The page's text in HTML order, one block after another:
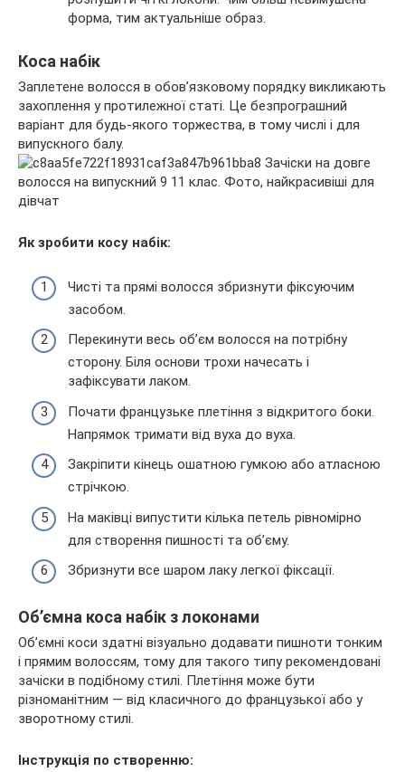
форма, тим актуальніше образ.
Коса набік
Заплетене волосся в обов’язковому порядку викликають
захоплення у протилежної статі. Це безпрограшний
варіант для будь-якого торжества, в тому числі і для
випускного балу.
Як зробити косу набік:
Чисті та прямі волосся збризнути фіксуючим
засобом.
Перекинути весь об’єм волосся на потрібну
сторону. Біля основи трохи начесать і
зафіксувати лаком.
Почати французьке плетіння з відкритого боки.
Напрямок тримати від вуха до вуха.
Закріпити кінець ошатною гумкою або атласною
стрічкою.
На маківці випустити кілька петель рівномірно
для створення пишності та об’єму.
Збризнути все шаром лаку легкої фіксації.
Об’ємна коса набік з локонами
Об’ємні коси здатні візуально додавати пишноти тонким
і прямим волоссям, тому для такого типу рекомендовані
зачіски в подібному стилі. Плетіння може бути
різноманітним — від класичного до французької або у
зворотному стилі.
Інструкція по створенню: